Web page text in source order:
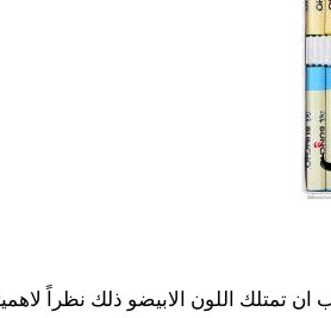
تمتلك اللون الابيضو ذلك نظراً